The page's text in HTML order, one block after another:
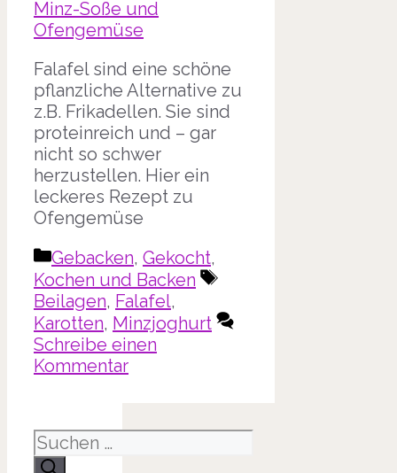
Falafel sind eine schöne
pflanzliche Alternative zu
z.B. Frikadellen. Sie sind
proteinreich und – gar
nicht so schwer
herzustellen. Hier ein
leckeres Rezept zu
Ofengemüse
Kategorien
Gebacken, Gekocht,
Kochen und Backen
Schlagwörter
Beilagen, Falafel,
Karotten, Minzjoghurt
Schreibe einen
Kommentar
Suche
nach: